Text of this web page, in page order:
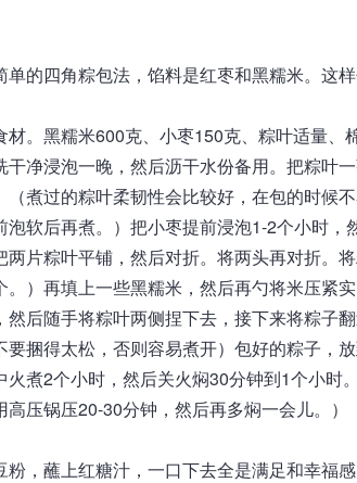
单的四角粽包法，馅料是红枣和黑糯米。这
材。黑糯米600克、小枣150克、粽叶适量
干净浸泡一晚，然后沥干水份备用。把粽叶
（煮过的粽叶柔韧性会比较好，在包的时候
泡软后再煮。）把小枣提前浸泡1-2个小时
两片粽叶平铺，然后对折。将两头再对折。
。）再填上一些黑糯米，然后再勺将米压紧
然后随手将粽叶两侧捏下去，接下来将粽子
要捆得太松，否则容易煮开）包好的粽子，
火煮2个小时，然后关火焖30分钟到1个小时
压锅压20-30分钟，然后再多焖一会儿。）
，蘸上红糖汁，一口下去全是满足和幸福感